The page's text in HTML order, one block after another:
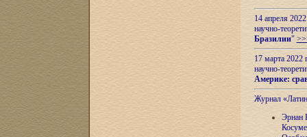
14 апреля
научно-
Бразилии"
17 марта 2022
научно-
Америке:
Журнал
Эрнан